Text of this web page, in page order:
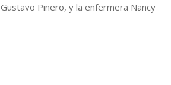
Piñero, y la enfermera Nancy